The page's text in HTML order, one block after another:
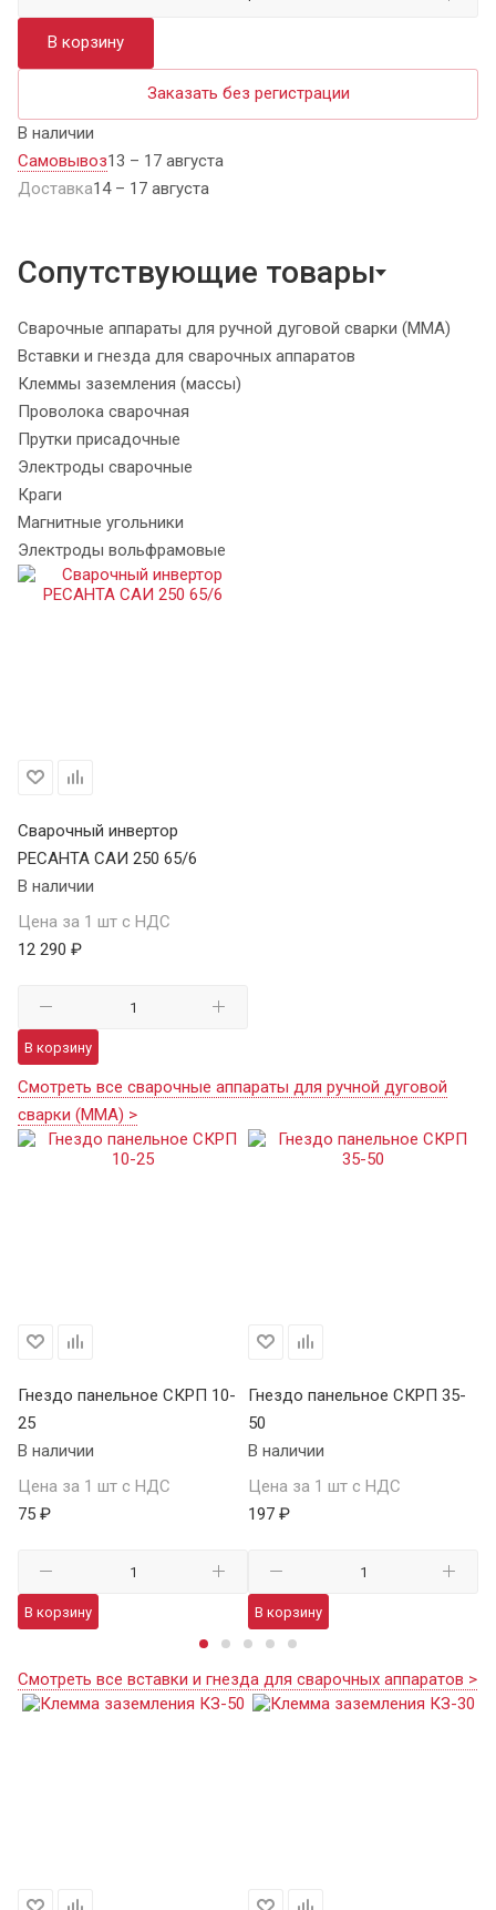
В корзину
Заказать без регистрации
В наличии
Самовывоз13 – 17 августа
Доставка14 – 17 августа
Сопутствующие товары
Сварочные аппараты для ручной дуговой сварки (MMA)
Вставки и гнезда для сварочных аппаратов
Клеммы заземления (массы)
Проволока сварочная
Прутки присадочные
Электроды сварочные
Краги
Магнитные угольники
Электроды вольфрамовые
Сварочный инвертор
РЕСАНТА САИ 250 65/6
В наличии
Цена за 1 шт с НДС
12 290 ₽
В корзину
Смотреть все сварочные аппараты для ручной дуговой
сварки (MMA) >
Гнездо панельное СКРП 10-
25
В наличии
Цена за 1 шт с НДС
75 ₽
В корзину
Гнездо панельное СКРП 35-
50
В наличии
Цена за 1 шт с НДС
197 ₽
В корзину
Смотреть все вставки и гнезда для сварочных аппаратов >